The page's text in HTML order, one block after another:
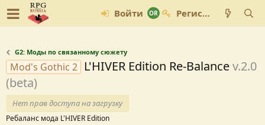
Войти Регистрация
G2: Моды по связанному сюжету
Mod's Gothic 2 L'HIVER Edition Re-Balancev.2.0
(beta)
Нет прав доступа на загрузку
Ребаланс мода L'HIVER Edition